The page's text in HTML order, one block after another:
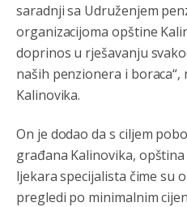
saradnji sa Udruženjem
organizacijoma opštine
doprinos u rješavanju
naših penzionera i boraca“,
Kalinovika.
On je dodao da s ciljem
građana Kalinovika,
ljekara specijalista čime su
pregledi po minimalnim
Анонимно2806721 8/6/2026
Možete sebi umisliti da je i
nije...probajte ući bez
ste nebeski narod
АМЕРИКАНЦИ ДО КРАЈА
КОСОВА
Анонимно2806773